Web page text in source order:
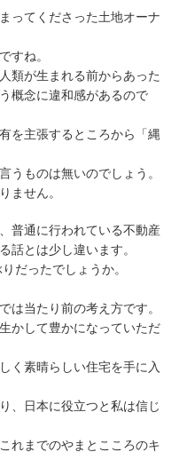
ってくださった土地オーナ
すね。
類が生まれる前からあった
概念に違和感があるので
を主張するところから「縄
うものは無いのでしょう。
ません。
普通に行われている不動産
話とは少し違います。
だったでしょうか。
は当たり前の考え方です。
かして豊かになっていただ
く素晴らしい住宅を手に入
、日本に役立つと私は信じ
れまでのやまとこころのキ